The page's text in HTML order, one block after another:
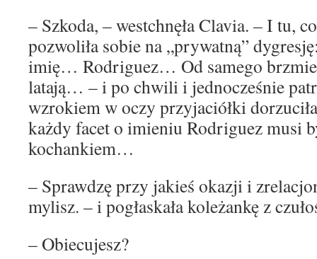
– Szkoda, – westchnęła Clavia. – I tu,
pozwoliła sobie na „prywatną”
imię… Rodriguez… Od samego
latają… – i po chwili i jednocześnie
wzrokiem w oczy przyjaciółki
każdy facet o imieniu Rodriguez musi
kochankiem…
– Sprawdzę przy jakieś okazji i
mylisz. – i pogłaskała koleżankę z
– Obiecujesz?